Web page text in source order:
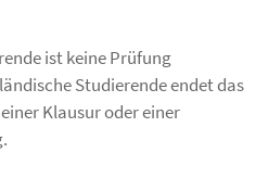
ist keine Prüfung
Studierende endet das
Klausur oder einer